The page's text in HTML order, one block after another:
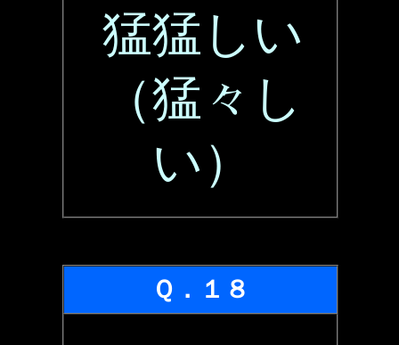
猛猛しい
（猛々し
い）
Ｑ．１８